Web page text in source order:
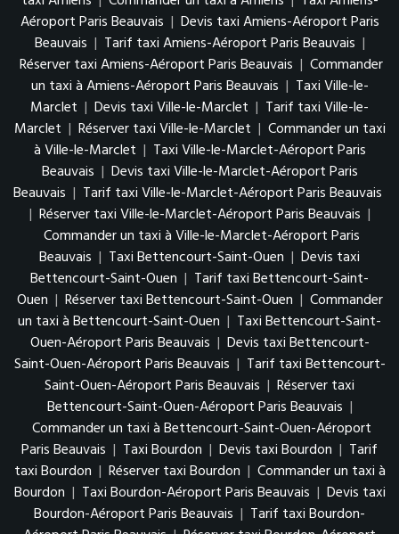
Aéroport Paris Beauvais | Devis taxi Amiens-Aéroport Paris
Beauvais | Tarif taxi Amiens-Aéroport Paris Beauvais |
Réserver taxi Amiens-Aéroport Paris Beauvais | Commander
un taxi à Amiens-Aéroport Paris Beauvais | Taxi Ville-le-
Marclet | Devis taxi Ville-le-Marclet | Tarif taxi Ville-le-
Marclet | Réserver taxi Ville-le-Marclet | Commander un taxi
à Ville-le-Marclet | Taxi Ville-le-Marclet-Aéroport Paris
Beauvais | Devis taxi Ville-le-Marclet-Aéroport Paris
Beauvais | Tarif taxi Ville-le-Marclet-Aéroport Paris Beauvais
| Réserver taxi Ville-le-Marclet-Aéroport Paris Beauvais |
Commander un taxi à Ville-le-Marclet-Aéroport Paris
Beauvais | Taxi Bettencourt-Saint-Ouen | Devis taxi
Bettencourt-Saint-Ouen | Tarif taxi Bettencourt-Saint-
Ouen | Réserver taxi Bettencourt-Saint-Ouen | Commander
un taxi à Bettencourt-Saint-Ouen | Taxi Bettencourt-Saint-
Ouen-Aéroport Paris Beauvais | Devis taxi Bettencourt-
Saint-Ouen-Aéroport Paris Beauvais | Tarif taxi Bettencourt-
Saint-Ouen-Aéroport Paris Beauvais | Réserver taxi
Bettencourt-Saint-Ouen-Aéroport Paris Beauvais |
Commander un taxi à Bettencourt-Saint-Ouen-Aéroport
Paris Beauvais | Taxi Bourdon | Devis taxi Bourdon | Tarif
taxi Bourdon | Réserver taxi Bourdon | Commander un taxi à
Bourdon | Taxi Bourdon-Aéroport Paris Beauvais | Devis taxi
Bourdon-Aéroport Paris Beauvais | Tarif taxi Bourdon-